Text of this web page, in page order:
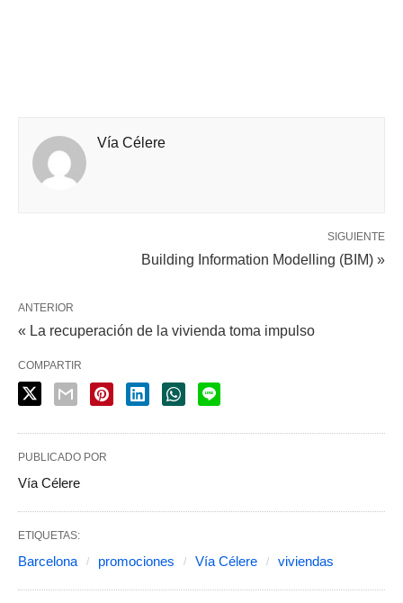
Vía Célere
SIGUIENTE
Building Information Modelling (BIM) »
ANTERIOR
« La recuperación de la vivienda toma impulso
COMPARTIR
PUBLICADO POR
Vía Célere
ETIQUETAS:
Barcelona promociones Vía Célere viviendas